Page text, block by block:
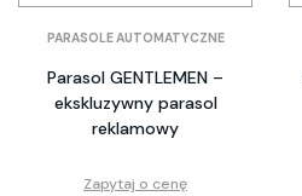
PARASOLE AUTOMATYCZNE
Parasol GENTLEMEN –
ekskluzywny parasol
reklamowy
Zapytaj o cenę